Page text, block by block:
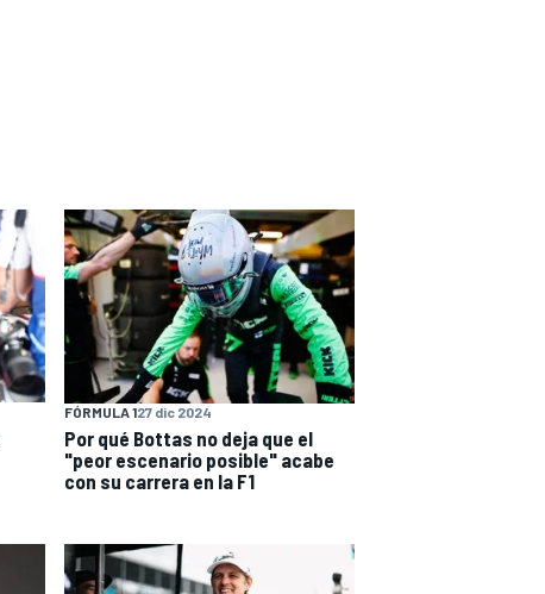
FÓRMULA 127 dic 2024
Por qué Bottas no deja que el
"peor escenario posible" acabe
con su carrera en la F1